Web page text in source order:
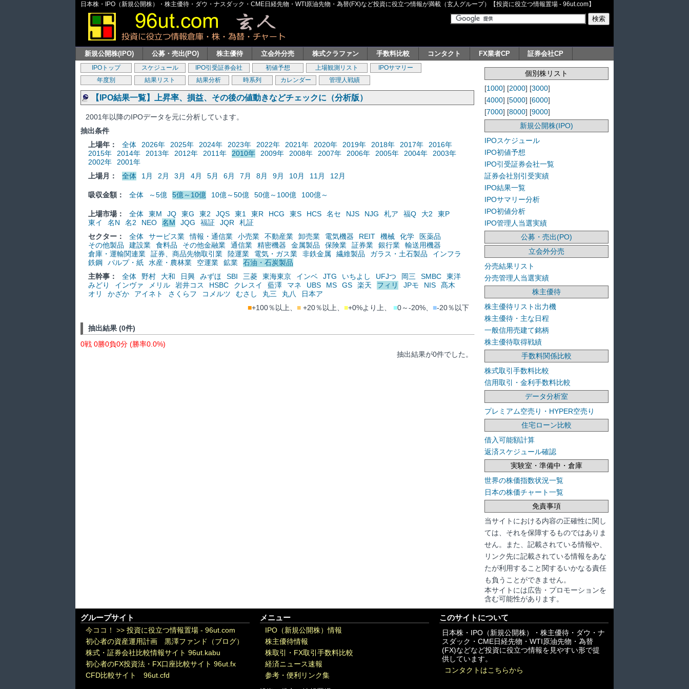
日本株・IPO（新規公開株）・株主優待・ダウ・ナスダック・CME日経先物・WTI原油先物・為替(FX)など投資に役立つ情報が満載（玄人グループ）【投資に役立つ情報置場 - 96ut.com】
新規公開株(IPO) 公募・売出(PO) 株主優待 立会外分売 株式クラファン 手数料比較 コンタクト FX業者CP 証券会社CP
IPOトップ スケジュール IPO引受証券会社 初値予想 上場観測リスト
IPOサマリー
年度別
結果リスト 結果分析 時系列 カレンダー 管理人戦績
【IPO結果一覧】上昇率、損益、その後の値動きなどチェックに（分析版）
2001年以降のIPOデータを元に分析しています。
抽出条件
上場年：
全体 2026年 2025年 2024年 2023年 2022年 2021年 2020年 2019年 2018年 2017年
2016年
2015年
2014年 2013年 2012年 2011年 2010年 2009年 2008年 2007年 2006年 2005年 2004年
2003年
2002年
2001年
上場月：
全体 1月 2月 3月 4月 5月 6月 7月 8月 9月 10月 11月 12月
吸収金額： 全体 ～5億 5億～10億 10億～50億 50億～100億 100億～
上場市場： 全体 東M JQ 東G 東2 JQS 東1 東R HCG 東S HCS 名セ NJS NJG 札ア 福Q 大2
東P
東イ
名N 名2 NEO 名M JQG 福証 JQR
札証
セクター：
全体 サービス業 情報・通信業 小売業 不動産業 卸売業 電気機器 REIT 機械 化学
医薬品
その他製品
建設業 食料品 その他金融業 通信業 精密機器 金属製品 保険業 証券業 銀行業
輸送用機器
倉庫・運輸関連業
証券、商品先物取引業 陸運業 電気・ガス業 非鉄金属 繊維製品 ガラス・土石製品
インフラ
鉄鋼
パルプ・紙 水産・農林業 空運業 鉱業
石油・石炭製品
主幹事：
全体 野村 大和 日興 みずほ SBI 三菱 東海東京 インベ JTG いちよし UFJつ 岡三 SMBC
東洋
みどり
インヴァ メリル 岩井コス HSBC クレスイ 藍澤 マネ UBS MS GS 楽天 フィリ JPモ NIS
髙木
オリ
かざか アイネト さくらフ コメルツ むさし 丸三 丸八
日本ア
■+100％以上、 ■+20％以上、 ■+0%より上、 ■0～-20%、 ■-20％以下
抽出結果 (0件)
0戦 0勝0負0分 (勝率0.0%)
抽出結果が0件でした。
個別株リスト
[1000] [2000] [3000]
[4000] [5000] [6000]
[7000] [8000] [9000]
新規公開株(IPO)
IPOスケジュール
IPO初値予想
IPO引受証券会社一覧
証券会社別引受実績
IPO結果一覧
IPOサマリー分析
IPO初値分析
IPO管理人当選実績
公募・売出(PO)
立会外分売
分売結果リスト
分売管理人当選実績
株主優待
株主優待リスト出力機
株主優待・主な日程
一般信用売建て銘柄
株主優待取得戦績
手数料関係比較
株式取引手数料比較
信用取引・金利手数料比較
データ分析室
プレミアム空売り・HYPER空売り
住宅ローン比較
借入可能額計算
返済スケジュール確認
実験室・準備中・倉庫
世界の株価指数状況一覧
日本の株価チャート一覧
免責事項
当サイトにおける内容の正確性に関し
ては、それを保障するものではありま
せん。また、記載されている情報や、
リンク先に記載されている情報をあな
たが利用すること関するいかなる責任
も負うことができません。
本サイトには広告・プロモーションを
含む可能性があります。
グループサイト
今ココ！ >> 投資に役立つ情報置場 - 96ut.com
初心者の資産運用計画 黒澤ファンド（ブログ）
株式・証券会社比較情報サイト 96ut.kabu
初心者のFX投資法・FX口座比較サイト 96ut.fx
CFD比較サイト 96ut.cfd
メニュー
IPO（新規公開株）情報
株主優待情報
株取引・FX取引手数料比較
経済ニュース速報
参考・便利リンク集
このサイトについて
日本株・IPO（新規公開株）・株主優待・ダウ・ナ
スダック・CME日経先物・WTI原油先物・為替
(FX)などなど投資に役立つ情報を見やすい形で提
供しています。
コンタクトはこちらから